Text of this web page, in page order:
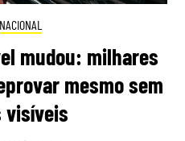
NACIONAL
mudou: milhares
mesmo sem
visíveis